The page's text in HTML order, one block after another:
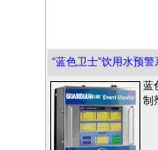
“蓝色卫士”饮用水预警
蓝
制